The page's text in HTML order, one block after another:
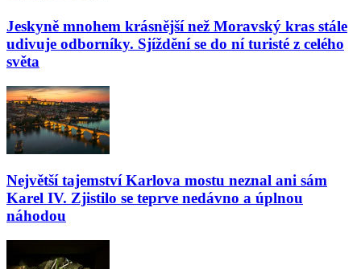
Jeskyně mnohem krásnější než Moravský kras stále
udivuje odborníky. Sjíždění se do ní turisté z celého
světa
Největší tajemství Karlova mostu neznal ani sám
Karel IV. Zjistilo se teprve nedávno a úplnou
náhodou